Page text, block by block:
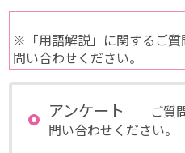
※「用語解説」に関するご質
問い合わせください。
アンケート ご質
問い合わせください。